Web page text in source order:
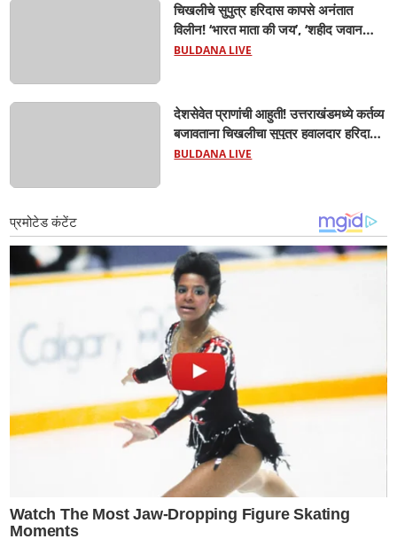
चिखलीचे सुपुत्र हरिदास कापसे अनंतात
विलीन! ‘भारत माता की जय’, ‘शहीद जवान
अमर रहे’च्या घोषणांनी आसमंत दुमदुमला;
उसळला...
BULDANA LIVE
देशसेवेत प्राणांची आहुती! उत्तराखंडमध्ये कर्तव्य
बजावताना चिखलीचा सुपुत्र हवालदार हरिदास
कापसेंचा मृत्यू; मुलीच्या वाढदिवशी ऑनलाइन
BULDANA LIVE